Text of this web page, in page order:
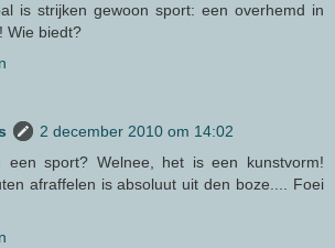
is strijken gewoon sport: een overhemd in
Wie biedt?
2 december 2010 om 14:02
een sport? Welnee, het is een kunstvorm!
afraffelen is absoluut uit den boze.... Foei